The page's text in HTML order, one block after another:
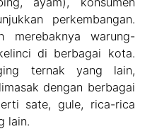
perkembangan.
merebaknya warung-
di berbagai kota.
ternak yang lain,
dengan berbagai
sate, gule, rica-rica
lain.